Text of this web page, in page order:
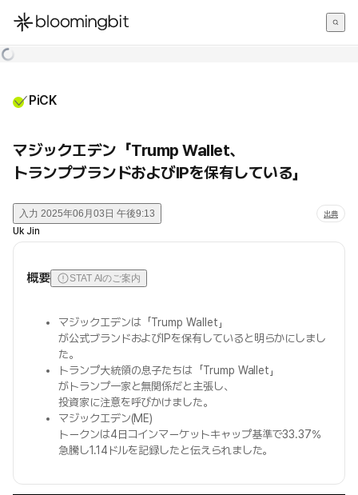
한국어
PiCK
マジックエデン「Trump Wallet、
トランプブランドおよびIPを保有している」
入力 2025年06月03日 午後9:13 出典
Uk Jin
概要 STAT AIのご案内
マジックエデンは「Trump Wallet」
が公式ブランドおよびIPを保有していると明らかにしまし
た。
トランプ大統領の息子たちは「Trump Wallet」
がトランプ一家と無関係だと主張し、
投資家に注意を呼びかけました。
マジックエデン(ME)
トークンは4日コインマーケットキャップ基準で33.37%
急騰し1.14ドルを記録したと伝えられました。